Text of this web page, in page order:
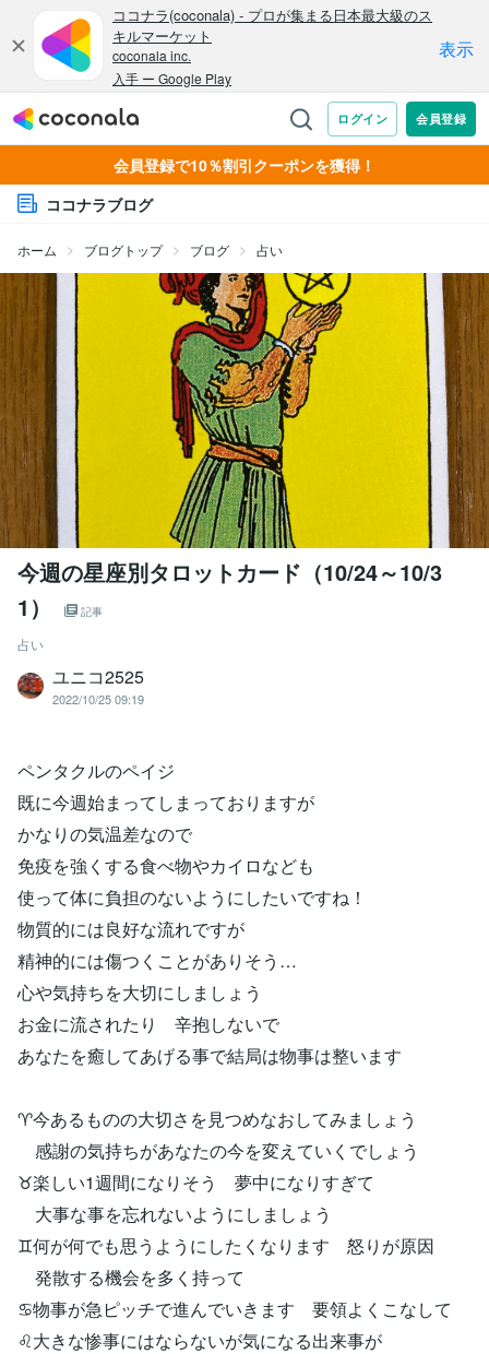
会員登録で10％割引クーポンを獲得！
ココナラブログ
ホーム ブログトップ ブログ 占い
今週の星座別タロットカード（10/24～10/3
1）
記事
占い
ユニコ2525
2022/10/25 09:19
ペンタクルのペイジ
既に今週始まってしまっておりますが
かなりの気温差なので
免疫を強くする食べ物やカイロなども
使って体に負担のないようにしたいですね！
物質的には良好な流れですが
精神的には傷つくことがありそう…
心や気持ちを大切にしましょう
お金に流されたり 辛抱しないで
あなたを癒してあげる事で結局は物事は整います
♈今あるものの大切さを見つめなおしてみましょう
感謝の気持ちがあなたの今を変えていくでしょう
♉楽しい1週間になりそう 夢中になりすぎて
大事な事を忘れないようにしましょう
♊何が何でも思うようにしたくなります 怒りが原因
発散する機会を多く持って
♋物事が急ピッチで進んでいきます 要領よくこなして
♌大きな惨事にはならないが気になる出来事が